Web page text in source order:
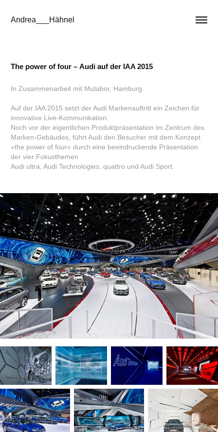
Andrea___Hähnel
The power of four – Audi auf der IAA 2015
In Zusammenarbeit mit Mutabor, Hamburg.
Auf der IAA 2015 setzt der Audi Markenauftritt ein Zeichen für
innovative Live-Kommunikation:
Noch vor der eigentlichen Produktpräsentation im Zentrum des
Marken-Gebäudes, führt Audi den Besucher mit dem Konzept
»the power of four« durch eine beeindruckende Präsentation
der vier Fokusthemen
Audi ultra, Audi Technologies, quattro und Audi Sport.